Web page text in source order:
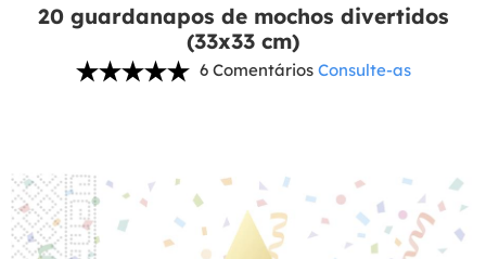
20 guardanapos de mochos divertidos
(33x33 cm)
6 Comentários Consulte-as